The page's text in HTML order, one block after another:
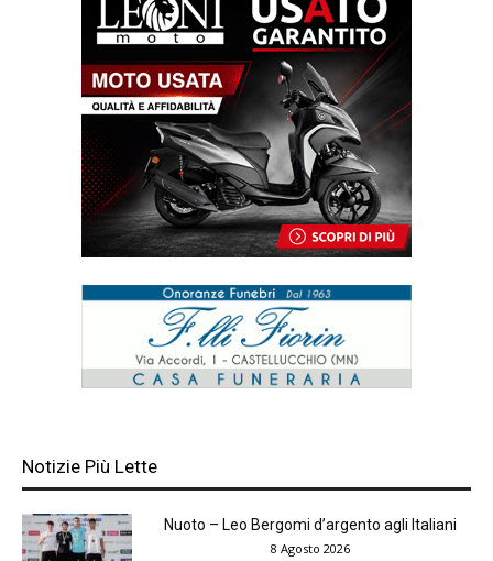
Notizie Più Lette
Nuoto – Leo Bergomi d’argento agli Italiani
8 Agosto 2026